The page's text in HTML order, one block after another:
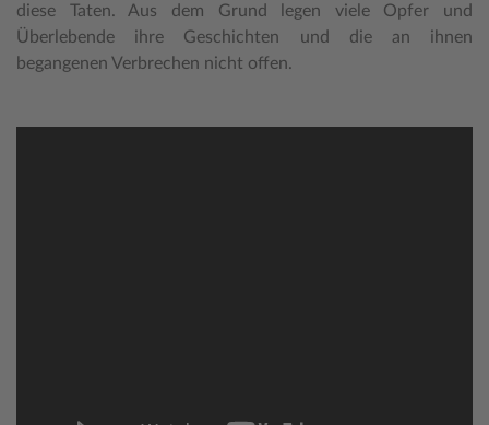
diese Taten. Aus dem Grund legen viele Opfer und
Überlebende ihre Geschichten und die an ihnen
begangenen Verbrechen nicht offen.